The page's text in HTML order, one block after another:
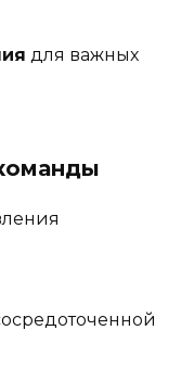
для важных